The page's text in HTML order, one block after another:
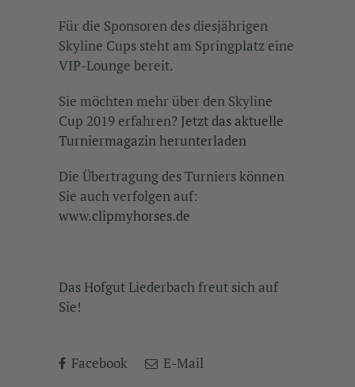
Für die Sponsoren des diesjährigen
Skyline Cups steht am Springplatz eine
VIP-Lounge bereit.
Sie möchten mehr über den Skyline
Cup 2019 erfahren? Jetzt das aktuelle
Turniermagazin herunterladen
Die Übertragung des Turniers können
Sie auch verfolgen auf:
www.clipmyhorses.de
Das Hofgut Liederbach freut sich auf
Sie!
Facebook E-Mail